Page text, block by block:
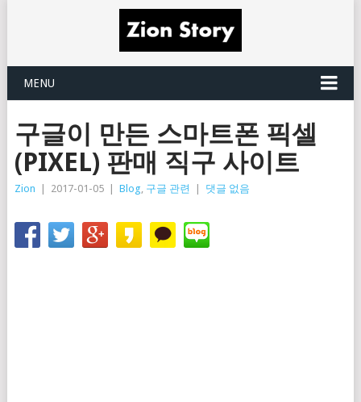
MENU
구글이 만든 스마트폰 픽셀
(PIXEL) 판매 직구 사이트
Zion 2017-01-05 Blog, 구글 관련 댓글 없음